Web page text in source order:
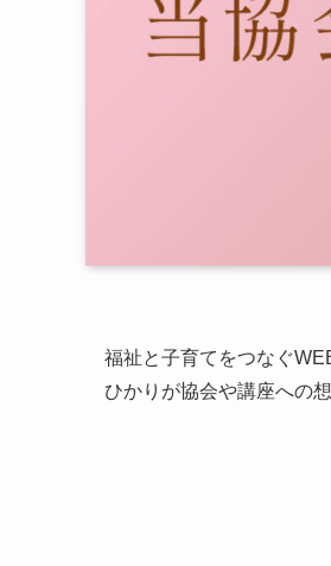
福祉と子育てをつなぐ
ひかりが協会や講座への